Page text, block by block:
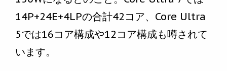
14P+24E+4LPの合計42コア、Core Ultra
5では16コア構成や12コア構成も噂されて
います。